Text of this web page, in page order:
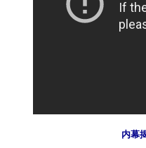
内幕